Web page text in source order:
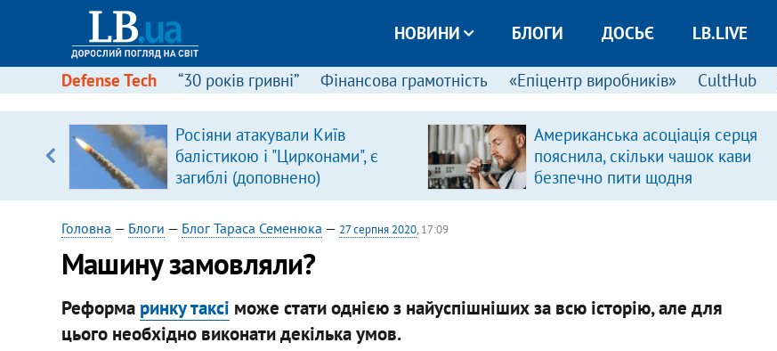
НОВИНИ БЛОГИ ДОСЬЄ LB.LIVE
Defense Tech “30 років гривні” Фінансова грамотність «Епіцентр виробників» CultHub
Росіяни атакували Київ
балістикою і "Цирконами", є
загиблі (доповнено)
Американська асоціація серця
пояснила, скільки чашок кави
безпечно пити щодня
Головна — Блоги — Блог Тараса Семенюка — 27 серпня 2020, 17:09
Машину замовляли?
Реформа ринку таксі може стати однією з найуспішніших за всю історію, але для
цього необхідно виконати декілька умов.